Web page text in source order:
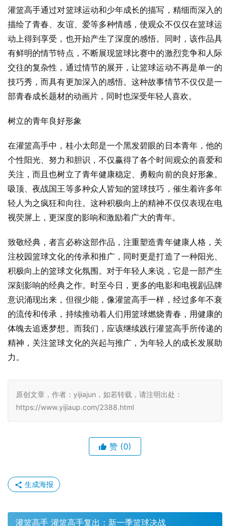
灌篮高手通过对篮球运动和少年成长的描写，精细而深入的
描绘了青春、友谊、爱等多种情感，使观众不仅仅在篮球运
动上得到享受，也开始产生了深度的感悟。同时，该作品具
有鲜明的情节特点，不断展现篮球比赛中的激烈竞争和人际
交往的复杂性，通过情节的展开，让篮球运动不再是单一的
技巧秀，而具有更加深入的感悟。这种故事情节不仅仅是一
部青春成长题材的动画片，同时也深受年轻人喜欢。
树立的青年良好形象
在灌篮高手中，桂小太郎是一个黑发碧眼的日本青年，他的
个性阳光、努力和胆识，不仅赢得了各个时间观众的喜爱和
关注，而且也树立了青年健康稳定、勇毅向前的良好形象。
吸顶、夜战国王等多种众人皆知的篮球技巧，催生着许多年
轻人为之疯狂和向往。这种积极向上的精神不仅仅表现在电
视荧屏上，更深度的影响和激励着广大的青年。
致敬经典，者言必称这部作品，注重塑造青年健康人格，关
注校园篮球文化的传承和推广，同时更是打造了一种阳光、
积极向上的篮球文化氛围。对于年轻人来说，它是一部产生
深刻影响的经典之作。时至今日，更多的电影和电视剧品牌
意识涌现出来，但很少能，像灌篮高手一样，经过多年不衰
的流传和传承，持续推动着人们用篮球燃烧青春，用健康的
体魄去追逐梦想。而我们，应该继续践行灌篮高手所传递的
精神，关注篮球文化的兴起与推广，为年轻人的成长发展助
力。
原创文章，作者：yijiajun，如若转载，请注明出处：
https://www.yijiaup.com/2388.html
赞 (0)
生成海报
灌篮高手 灌篮高手复出：新一季篮球决战